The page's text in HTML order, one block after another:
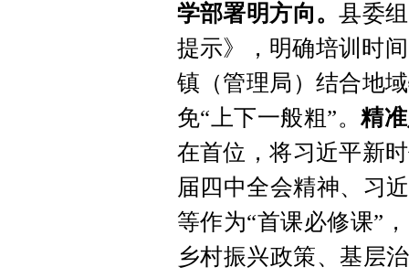
学部署明方向。县委
提示》，明确培训时
镇（管理局）结合地
免“上下一般粗”。 精
在首位，将习近平新
届四中全会精神、习
等作为“首课必修课”
乡村振兴政策、基层